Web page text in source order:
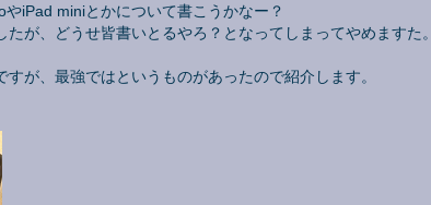
iPad miniとかについて書こうかなー？
たが、どうせ皆書いとるやろ？となってしまってやめますた。
すが、最強ではというものがあったので紹介します。